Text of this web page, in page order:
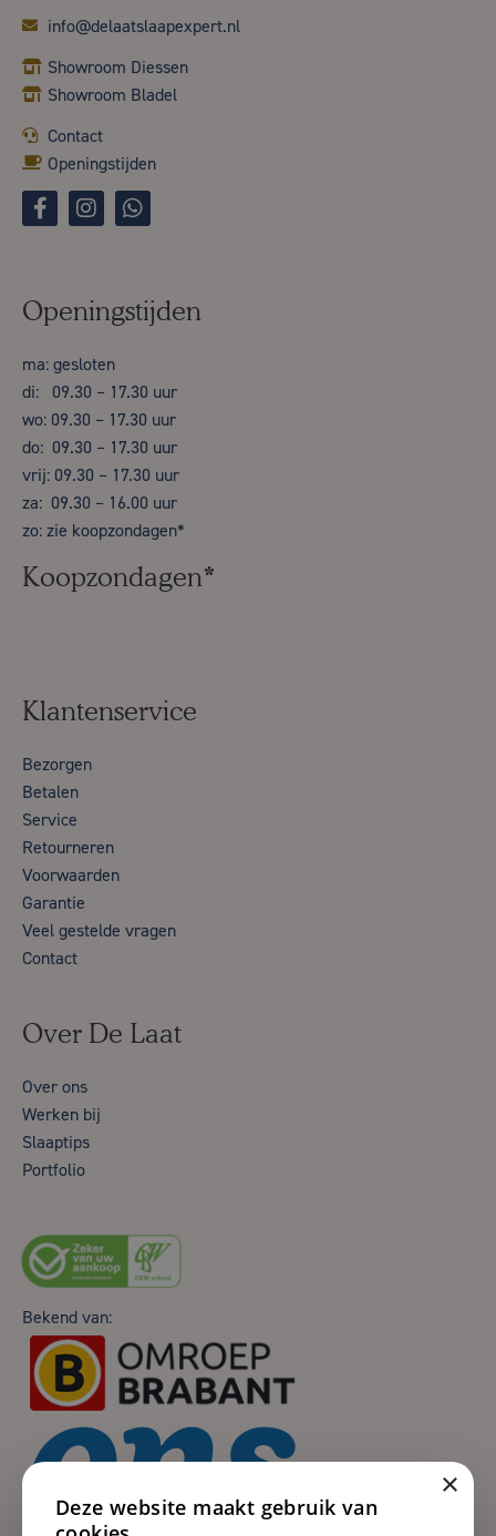
info@delaatslaapexpert.nl
Showroom Diessen
Showroom Bladel
Contact
Openingstijden
Openingstijden
ma: gesloten
di: 09.30 – 17.30 uur
wo: 09.30 – 17.30 uur
do: 09.30 – 17.30 uur
vrij: 09.30 – 17.30 uur
za: 09.30 – 16.00 uur
zo: zie koopzondagen*
Koopzondagen*
Klantenservice
Bezorgen
Betalen
Service
Retourneren
Voorwaarden
Garantie
Veel gestelde vragen
Contact
Over De Laat
Over ons
Werken bij
Slaaptips
Portfolio
Bekend van:
×
Deze website maakt gebruik van